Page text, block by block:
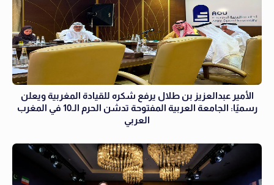
الأمير عبدالعزيز بن طلال يرفع شكره للقيادة المغربية ويعلن
رسميًا: الجامعة العربية المفتوحة تدشن الحرم الـ10 في المغرب
العربي